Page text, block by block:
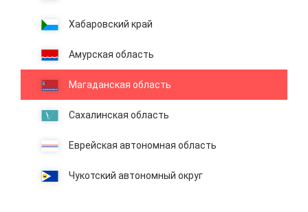
Хабаровский край
Амурская область
Магаданская область
Сахалинская область
Еврейская автономная область
Чукотский автономный округ